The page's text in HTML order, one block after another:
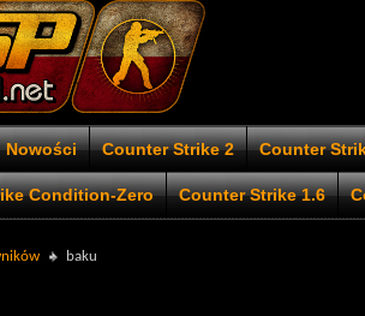
Nowości Counter Strike 2 Counter
Condition-Zero Counter Strike 1.6
baku